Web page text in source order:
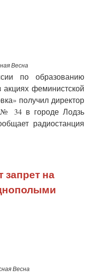
Весна
по образованию
акциях феминистской
получил директор
№ 34 в городе Лодзь
радиостанция
на
Весна